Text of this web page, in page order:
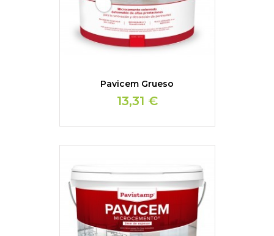
Pavicem Grueso
13,31 €